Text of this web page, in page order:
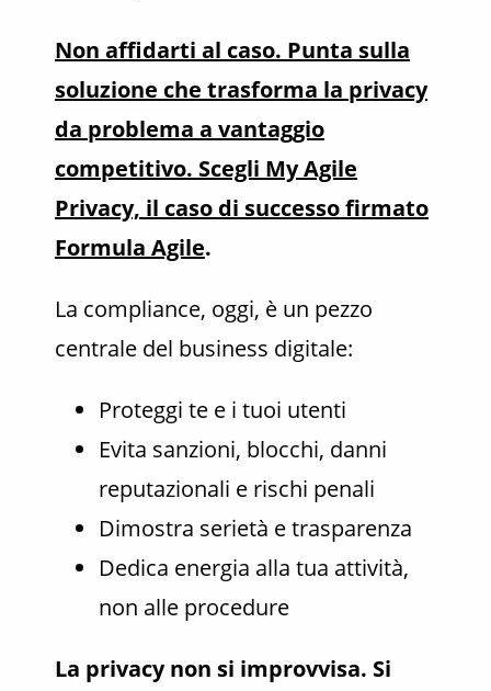
Non affidarti al caso. Punta sulla
soluzione che trasforma la privacy
da problema a vantaggio
competitivo. Scegli My Agile
Privacy, il caso di successo firmato
Formula Agile.
La compliance, oggi, è un pezzo
centrale del business digitale:
Proteggi te e i tuoi utenti
Evita sanzioni, blocchi, danni
reputazionali e rischi penali
Dimostra serietà e trasparenza
Dedica energia alla tua attività,
non alle procedure
La privacy non si improvvisa. Si